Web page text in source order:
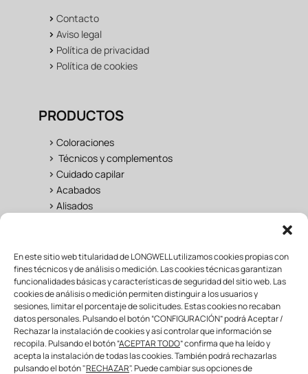
En este sitio web titularidad de LONGWELL utilizamos cookies propias con
fines técnicos y de análisis o medición. Las cookies técnicas garantizan
funcionalidades básicas y características de seguridad del sitio web. Las
cookies de análisis o medición permiten distinguir a los usuarios y
sesiones, limitar el porcentaje de solicitudes. Estas cookies no recaban
datos personales. Pulsando el botón “CONFIGURACIÓN” podrá Aceptar /
Rechazar la instalación de cookies y así controlar que información se
recopila. Pulsando el botón “ACEPTAR TODO” confirma que ha leído y
acepta la instalación de todas las cookies. También podrá rechazarlas
pulsando el botón "RECHAZAR". Puede cambiar sus opciones de
> Contacto
> Aviso legal
> Política de privacidad
> Política de cookies
PRODUCTOS
> Coloraciones
> Técnicos y complementos
> Cuidado capilar
> Acabados
> Alisados
UNIVERSO LONGWELL
>Salon
>Fan Área
>Formación
>Mayorista & distribuidor